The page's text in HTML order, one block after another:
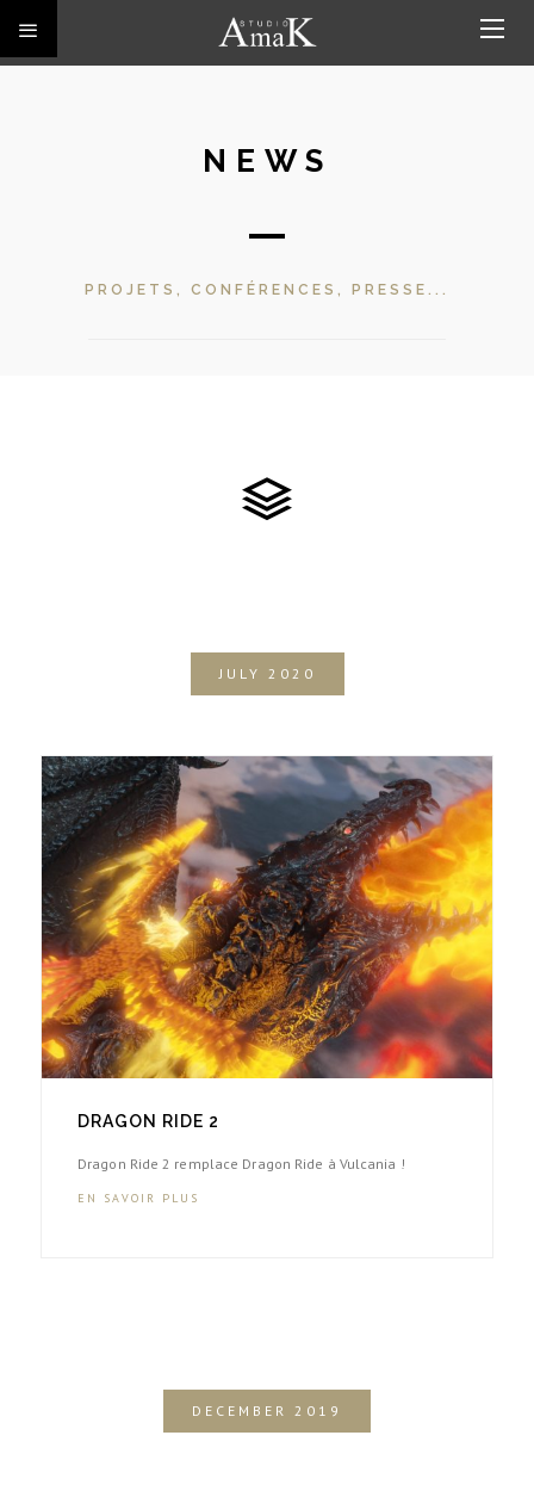
NEWS
PROJETS, CONFÉRENCES, PRESSE...
JULY 2020
DRAGON RIDE 2
Dragon Ride 2 remplace Dragon Ride à Vulcania !
EN SAVOIR PLUS
DECEMBER 2019